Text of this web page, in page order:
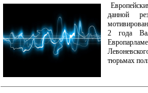
данной
2 года
тюрьмах